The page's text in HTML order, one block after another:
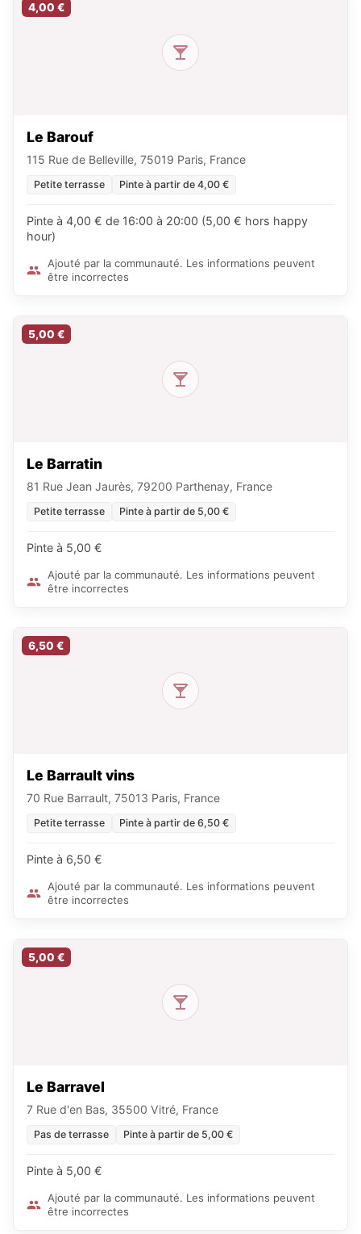
4,00 €
Le Barouf
115 Rue de Belleville, 75019 Paris, France
Petite terrasse Pinte à partir de 4,00 €
Pinte à 4,00 € de 16:00 à 20:00 (5,00 € hors happy
hour)
Ajouté par la communauté. Les informations peuvent
être incorrectes
5,00 €
Le Barratin
81 Rue Jean Jaurès, 79200 Parthenay, France
Petite terrasse Pinte à partir de 5,00 €
Pinte à 5,00 €
Ajouté par la communauté. Les informations peuvent
être incorrectes
6,50 €
Le Barrault vins
70 Rue Barrault, 75013 Paris, France
Petite terrasse Pinte à partir de 6,50 €
Pinte à 6,50 €
Ajouté par la communauté. Les informations peuvent
être incorrectes
5,00 €
Le Barravel
7 Rue d'en Bas, 35500 Vitré, France
Pas de terrasse Pinte à partir de 5,00 €
Pinte à 5,00 €
Ajouté par la communauté. Les informations peuvent
être incorrectes